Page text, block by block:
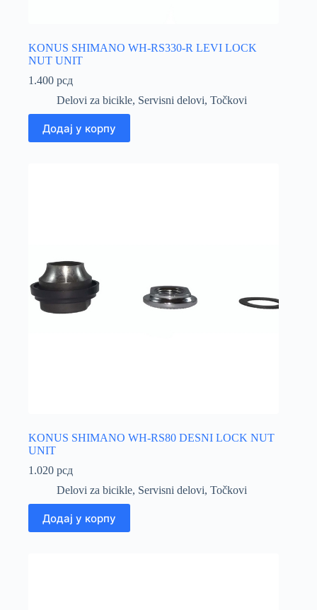
KONUS SHIMANO WH-RS330-R LEVI LOCK
NUT UNIT
1.400 рсд
Delovi za bicikle, Servisni delovi, Točkovi
Додај у корпу
KONUS SHIMANO WH-RS80 DESNI LOCK NUT
UNIT
1.020 рсд
Delovi za bicikle, Servisni delovi, Točkovi
Додај у корпу